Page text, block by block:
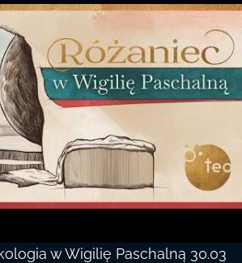
w Wigilię Paschalną 30.03